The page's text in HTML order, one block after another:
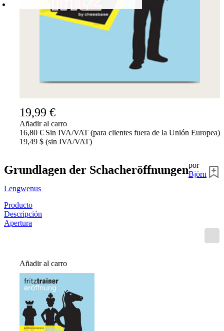
Login
CARRO DE LA COMPRA
0PRODUCTO
0,00 €
✔
19,99 €
Añadir al carro
16,80 € Sin IVA/VAT (para clientes fuera de la Unión Europea)
19,49 $ (sin IVA/VAT)
Grundlagen der Schacheröffnungenpor
Björn
Lengwenus
Producto
Descripción
Apertura
Añadir al carro